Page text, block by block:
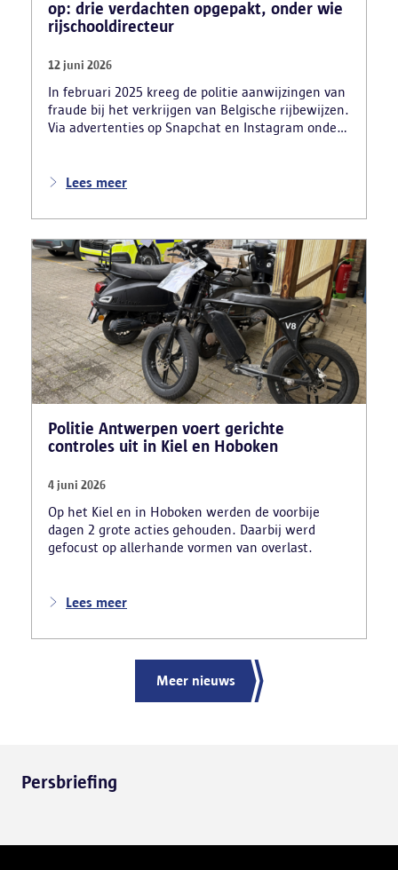
op: drie verdachten opgepakt, onder wie
rijschooldirecteur
12 juni 2026
In februari 2025 kreeg de politie aanwijzingen van
fraude bij het verkrijgen van Belgische rijbewijzen.
Via advertenties op Snapchat en Instagram onder
aan. Daarnaast maakten zij reclame voor het
effectief lessen te volgen en voor fraude bij
bracht ook een rijschooldirecteur in beeld die
examenfraude organiseerde,
bekwaamheidsattesten afleverde zonder vereiste
opleiding en een vervalst uittreksel uit het
strafregister gebruikte.
Lees meer
Politie Antwerpen voert gerichte
controles uit in Kiel en Hoboken
4 juni 2026
Op het Kiel en in Hoboken werden de voorbije
dagen 2 grote acties gehouden. Daarbij werd
gefocust op allerhande vormen van overlast.
Lees meer
Meer nieuws
Persbriefing